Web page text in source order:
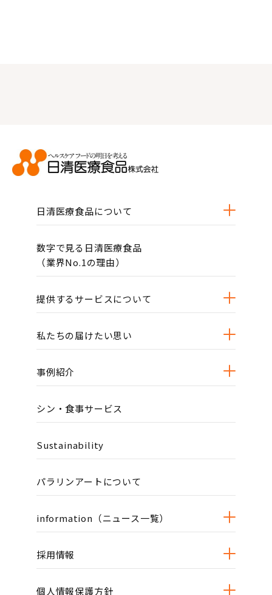
日清医療食品について
数字で見る日清医療食品
（業界No.1の理由）
提供するサービスについて
私たちの届けたい思い
事例紹介
シン・食事サービス
Sustainability
パラリンアートについて
information（ニュース一覧）
採用情報
個人情報保護方針